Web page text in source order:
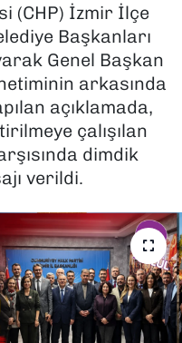
(CHP) İzmir İlçe
Başkanları
Genel Başkan
arkasında
açıklamada,
çalışılan
dimdik
verildi.